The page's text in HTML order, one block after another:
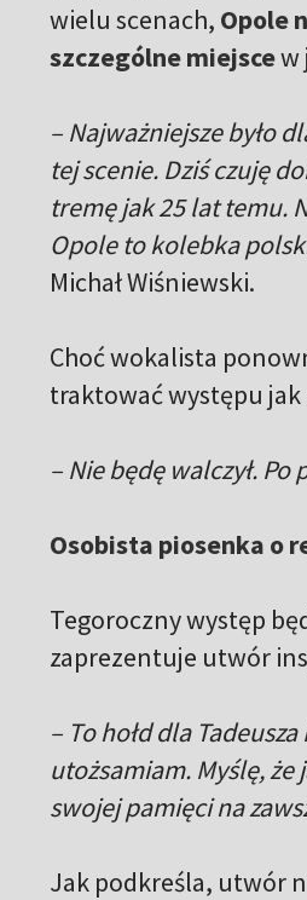
wielu scenach, Opole
szczególne miejscew
– Najważniejsze było
tej scenie. Dziś czuję
tremę jak 25 lat temu.
Opole to kolebka
Michał Wiśniewski.
Choć wokalista
traktować występu
– Nie będę walczył.
Osobista piosenka o
Tegoroczny występ
zaprezentuje utwór
– To hołd dla
utożsamiam. Myślę, że
swojej pamięci na
Jak podkreśla, utwór